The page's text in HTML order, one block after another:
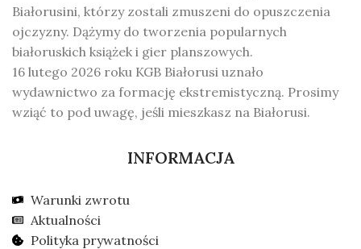
Białorusini, którzy zostali zmuszeni do opuszczenia
ojczyzny. Dążymy do tworzenia popularnych
białoruskich książek i gier planszowych.
16 lutego 2026 roku KGB Białorusi uznało
wydawnictwo za formację ekstremistyczną. Prosimy
wziąć to pod uwagę, jeśli mieszkasz na Białorusi.
INFORMACJA
Warunki zwrotu
Aktualności
Polityka prywatności